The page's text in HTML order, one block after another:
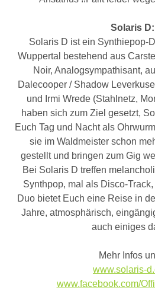
Solaris D:
Solaris D ist ein Synthiepop-
Wuppertal bestehend aus
Noir, Analogsympathisant,
Dalecooper / Shadow
und Irmi Wrede (Stahlnetz,
haben sich zum Ziel gesetzt,
Euch Tag und Nacht als
sie im Waldmeister schon
gestellt und bringen zum Gig
Bei Solaris D treffen
Synthpop, mal als Disco-
Duo bietet Euch eine Reise in
Jahre, atmosphärisch,
auch einiges
Mehr Infos
www.solaris-
www.facebook.com/